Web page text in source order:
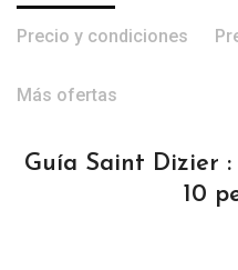
Precio y condiciones
Más ofertas
Guía Saint Dizier
10